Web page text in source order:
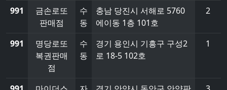
991
금손로또
판매점
수
동
충남 당진시 서해로 5760
에이동 1층 101호
2
991
명당로또
복권판매
점
수
동
경기 용인시 기흥구 구성2
로 18-5 102호
1